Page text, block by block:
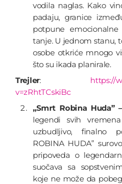
vodila naglas. Kako
padaju, granice
potpune
tanje. U jednom stanu,
osobe otkriće mnogo
što su ikada planirale.
Trejler: https://
v=zRhtTCskiBc
„Smrt Robina Huda” –
legendi svih
uzbudljivo, finalno
ROBINA HUDA”
pripoveda o
suočava sa
koje ne može da